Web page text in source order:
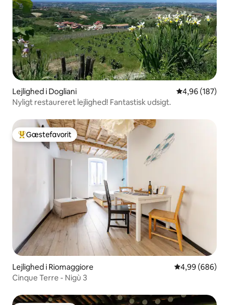
Lejlighed i Dogliani 4,96 ud af 5 i
4,96 (187)
Nyligt restaureret lejlighed! Fantastisk udsigt.
Bedste gæstefavorit
Gæstefavorit
Lejlighed i Riomaggiore 4,99 ud af 5 i
4,99 (686)
Cinque Terre - Nigù 3